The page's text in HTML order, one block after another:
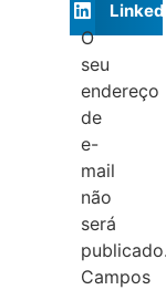
O
seu
endereço
de
e-
mail
não
será
Campos